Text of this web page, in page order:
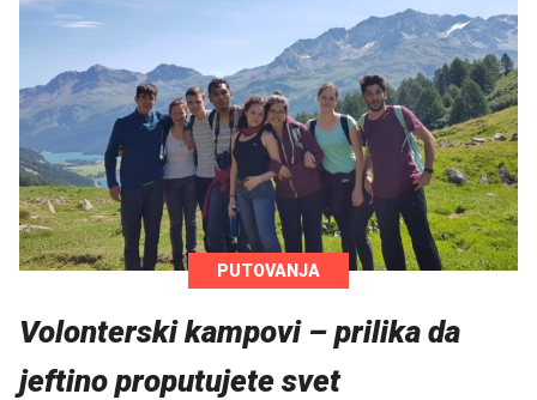
PUTOVANJA
Volonterski kampovi – prilika da
jeftino proputujete svet